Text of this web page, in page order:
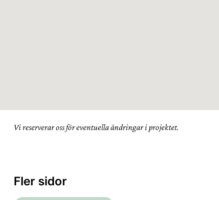
Vi reserverar oss för eventuella ändringar i projektet.
Fler sidor